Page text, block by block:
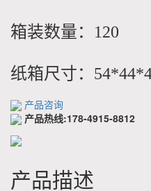
箱装数量：120
纸箱尺寸：
产品咨询
产品热线:178-4915-8812
产品描述